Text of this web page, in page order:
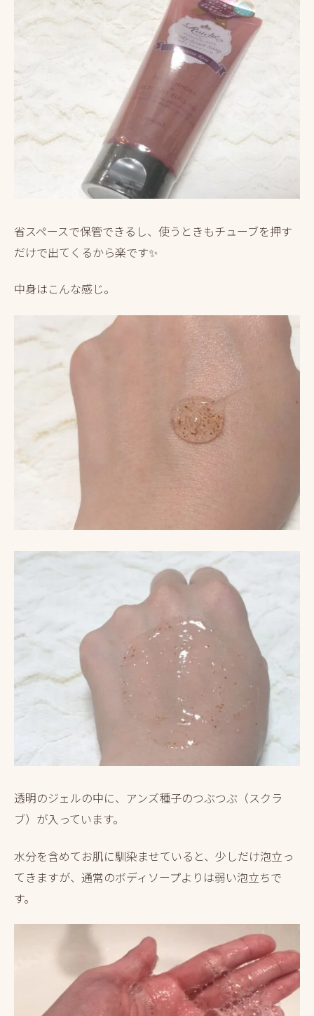
省スペースで保管できるし、使うときもチューブを押す
だけで出てくるから楽です✨
中身はこんな感じ。
透明のジェルの中に、アンズ種子のつぶつぶ（スクラ
ブ）が入っています。
水分を含めてお肌に馴染ませていると、少しだけ泡立っ
てきますが、通常のボディソープよりは弱い泡立ちで
す。